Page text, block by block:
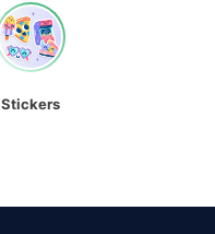
Stickers